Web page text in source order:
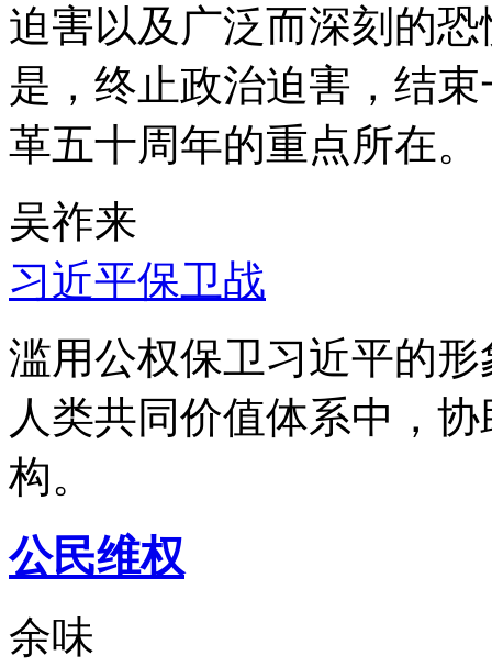
迫害以及广泛而深刻的
是，终止政治迫害，结
革五十周年的重点所在。
吴祚来
习近平保卫战
滥用公权保卫习近平的
人类共同价值体系中，
构。
公民维权
余味